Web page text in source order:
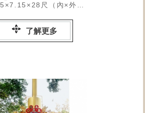
尺（內×外×
了解更多